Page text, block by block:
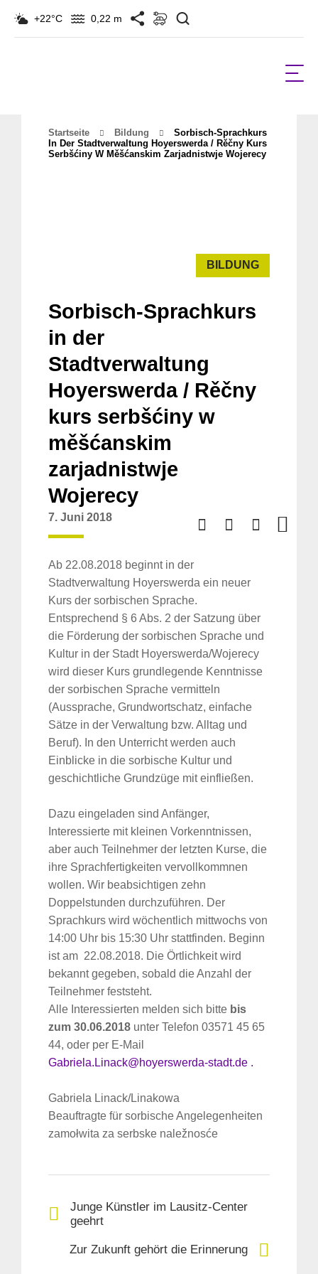
+22°C 0,22 m
Startseite Bildung
Sorbisch-Sprachkurs
In Der Stadtverwaltung Hoyerswerda / Rěčny Kurs
Serbšćiny W Měšćanskim Zarjadnistwje Wojerecy
BILDUNG
Sorbisch-Sprachkurs
in der
Stadtverwaltung
Hoyerswerda / Rěčny
kurs serbšćiny w
měšćanskim
zarjadnistwje
Wojerecy
7. Juni 2018
Ab 22.08.2018 beginnt in der
Stadtverwaltung Hoyerswerda ein neuer
Kurs der sorbischen Sprache.
Entsprechend § 6 Abs. 2 der Satzung über
die Förderung der sorbischen Sprache und
Kultur in der Stadt Hoyerswerda/Wojerecy
wird dieser Kurs grundlegende Kenntnisse
der sorbischen Sprache vermitteln
(Aussprache, Grundwortschatz, einfache
Sätze in der Verwaltung bzw. Alltag und
Beruf). In den Unterricht werden auch
Einblicke in die sorbische Kultur und
geschichtliche Grundzüge mit einfließen.
Dazu eingeladen sind Anfänger,
Interessierte mit kleinen Vorkenntnissen,
aber auch Teilnehmer der letzten Kurse, die
ihre Sprachfertigkeiten vervollkommnen
wollen. Wir beabsichtigen zehn
Doppelstunden durchzuführen. Der
Sprachkurs wird wöchentlich mittwochs von
14:00 Uhr bis 15:30 Uhr stattfinden. Beginn
ist am 22.08.2018. Die Örtlichkeit wird
bekannt gegeben, sobald die Anzahl der
Teilnehmer feststeht.
Alle Interessierten melden sich bitte bis
zum 30.06.2018 unter Telefon 03571 45 65
44, oder per E-Mail
Gabriela.Linack@hoyerswerda-stadt.de .
Gabriela Linack/Linakowa
Beauftragte für sorbische Angelegenheiten
zamołwita za serbske naležnosće
Junge Künstler im Lausitz-Center
geehrt
Zur Zukunft gehört die Erinnerung